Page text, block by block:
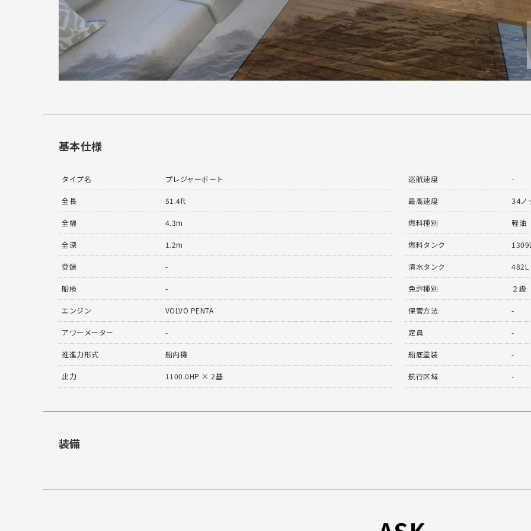
基本仕様
タイプ名 プレジャーボート
全長 51.4ft
全幅 4.3m
全深 1.2m
登録 -
船検 -
エンジン VOLVO PENTA
アワーメーター -
推進力形式 船内機
出力 1100.0HP × 2基
巡航速度 -
最高速度 34ノ
燃料種別 軽油
燃料タンク
清水タンク 482L
免許種別 ２級
保管方法 -
定員 -
船底塗装 -
航行区域 -
装備